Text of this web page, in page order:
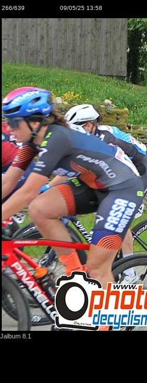
266/639 09/05/25 13:58
Jalbum 8.1